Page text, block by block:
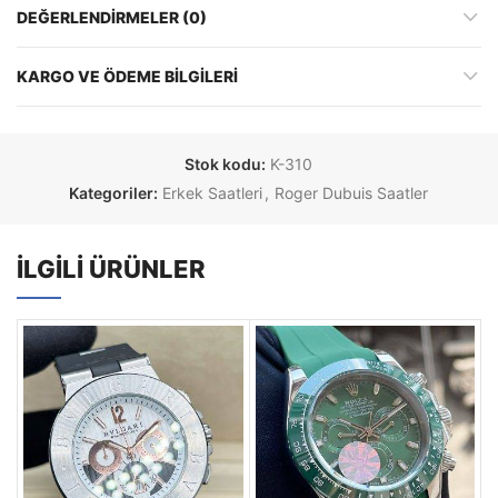
DEĞERLENDIRMELER (0)
KARGO VE ÖDEME BILGILERI
Stok kodu: K-310
Kategoriler: Erkek Saatleri, Roger Dubuis Saatler
İLGILI ÜRÜNLER